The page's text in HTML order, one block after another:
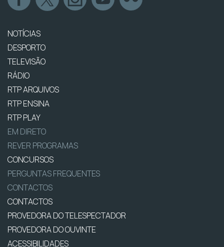
NOTÍCIAS
DESPORTO
TELEVISÃO
RÁDIO
RTP ARQUIVOS
RTP ENSINA
RTP PLAY
EM DIRETO
REVER PROGRAMAS
CONCURSOS
PERGUNTAS FREQUENTES
CONTACTOS
CONTACTOS
PROVEDORA DO TELESPECTADOR
PROVEDORA DO OUVINTE
ACESSIBILIDADES